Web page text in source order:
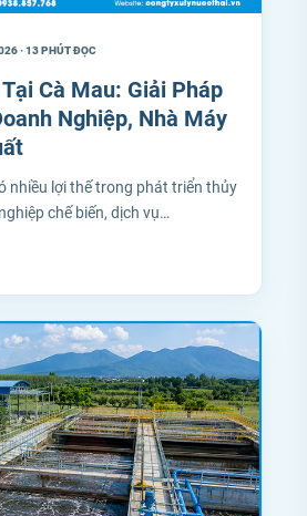
· 13 PHÚT ĐỌC
Cà Mau: Giải Pháp
Nghiệp, Nhà Máy
nhiều lợi thế trong phát triển thủy
chế biến, dịch vụ…